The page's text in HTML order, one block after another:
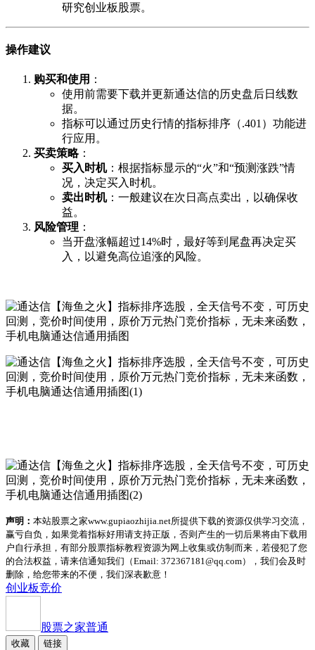
研究创业板股票。
操作建议
购买和使用 ：
使用前需要下载并更新通达信的历史盘后日线数
据。
指标可以通过历史行情的指标排序（.401）功能进
行应用。
买卖策略：
买入时机：根据指标显示的“火”和“预测涨跌”情
况，决定买入时机。
卖出时机：一般建议在次日高点卖出，以确保收
益。
风险管理 ：
当开盘涨幅超过14%时，最好等到尾盘再决定买
入，以避免高位追涨的风险。
声明： 本站股票之家www.gupiaozhijia.net所提供下载的资源仅供学习交流，
赢亏自负，如果觉着指标好用请支持正版，否则产生的一切后果将由下载用
户自行承担，有部分股票指标教程资源为网上收集或仿制而来，若侵犯了您
的合法权益，请来信通知我们（Email: 372367181@qq.com），我们会及时
删除，给您带来的不便，我们深表歉意！
创业板竞价
股票之家普通
收藏 链接